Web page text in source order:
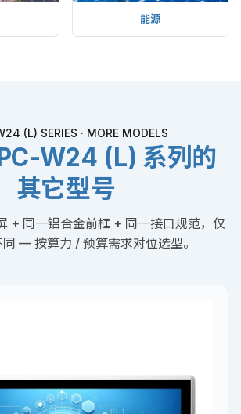
能源
(L) SERIES · MORE MODELS
W24 (L) 系列的
其它型号
+ 同一铝合金前框 + 同一接口规范，仅
— 按算力 / 预算需求对位选型。